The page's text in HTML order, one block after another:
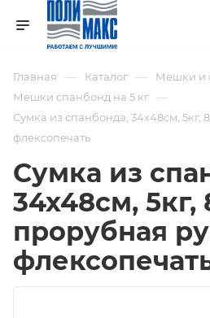
Главная — Каталог — Мешки и
Мешки спанбонд на 5 кг —
Сумка из спанбонда, 34х48см, 5кг,
флексопечать
Сумка из
34х48см, 5кг,
прорубная